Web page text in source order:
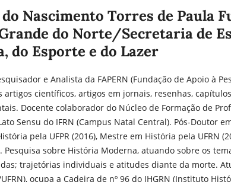
Nascimento Torres de Paula
do Norte/Secretaria de
do Esporte e do Lazer
e Analista da FAPERN (Fundação de Apoio à
artigos científicos, artigos em jornais, resenhas,
Docente colaborador do Núcleo de Formação de
Sensu do IFRN (Campus Natal Central). Pós-Doutor
pela UFPR (2016), Mestre em História pela UFRN
Pesquisa sobre História Moderna, atuando sobre os
trajetórias individuais e atitudes diante da morte.
UFRN), ocupa a Cadeira de nº 96 do IHGRN (Instituto